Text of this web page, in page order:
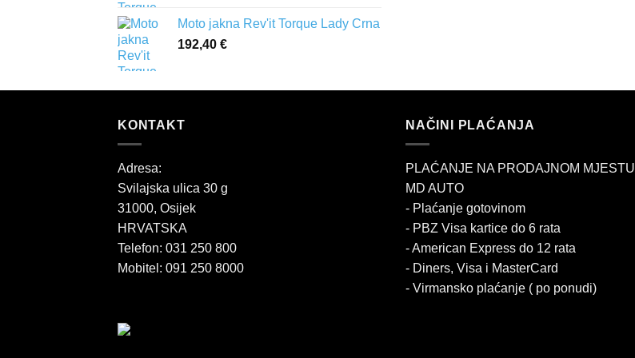
Moto jakna Rev'it Torque Lady Crna
192,40 €
KONTAKT
Adresa:
Svilajska ulica 30 g
31000, Osijek
HRVATSKA
Telefon: 031 250 800
Mobitel: 091 250 8000
NAČINI PLAĆANJA
PLAĆANJE NA PRODAJNOM MJESTU
MD AUTO
- Plaćanje gotovinom
- PBZ Visa kartice do 6 rata
- American Express do 12 rata
- Diners, Visa i MasterCard
- Virmansko plaćanje ( po ponudi)